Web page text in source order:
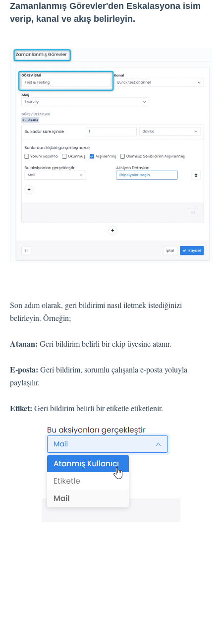
Zamanlanmış Görevler'den Eskalasyona isim
verip, kanal ve akış belirleyin.
Son adım olarak, geri bildirimi nasıl iletmek istediğinizi
belirleyin. Örneğin;
Atanan: Geri bildirim belirli bir ekip üyesine atanır.
E-posta: Geri bildirim, sorumlu çalışanla e-posta yoluyla
paylaşılır.
Etiket: Geri bildirim belirli bir etiketle etiketlenir.